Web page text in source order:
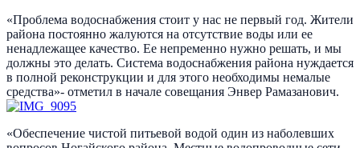
«Проблема водоснабжения стоит у нас не первый год. Жители
района постоянно жалуются на отсутствие воды или ее
ненадлежащее качество. Ее непременно нужно решать, и мы
должны это делать. Система водоснабжения района нуждается
в полной реконструкции и для этого необходимы немалые
средства»- отметил в начале совещания Энвер Рамазанович.
«Обеспечение чистой питьевой водой один из наболевших